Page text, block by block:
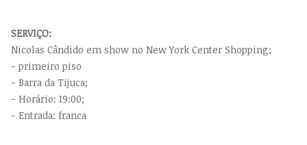
SERVIÇO:
Nicolas Cândido em show no New York Center Shopping;
- primeiro piso
- Barra da Tijuca;
- Horário: 19:00;
- Entrada: franca